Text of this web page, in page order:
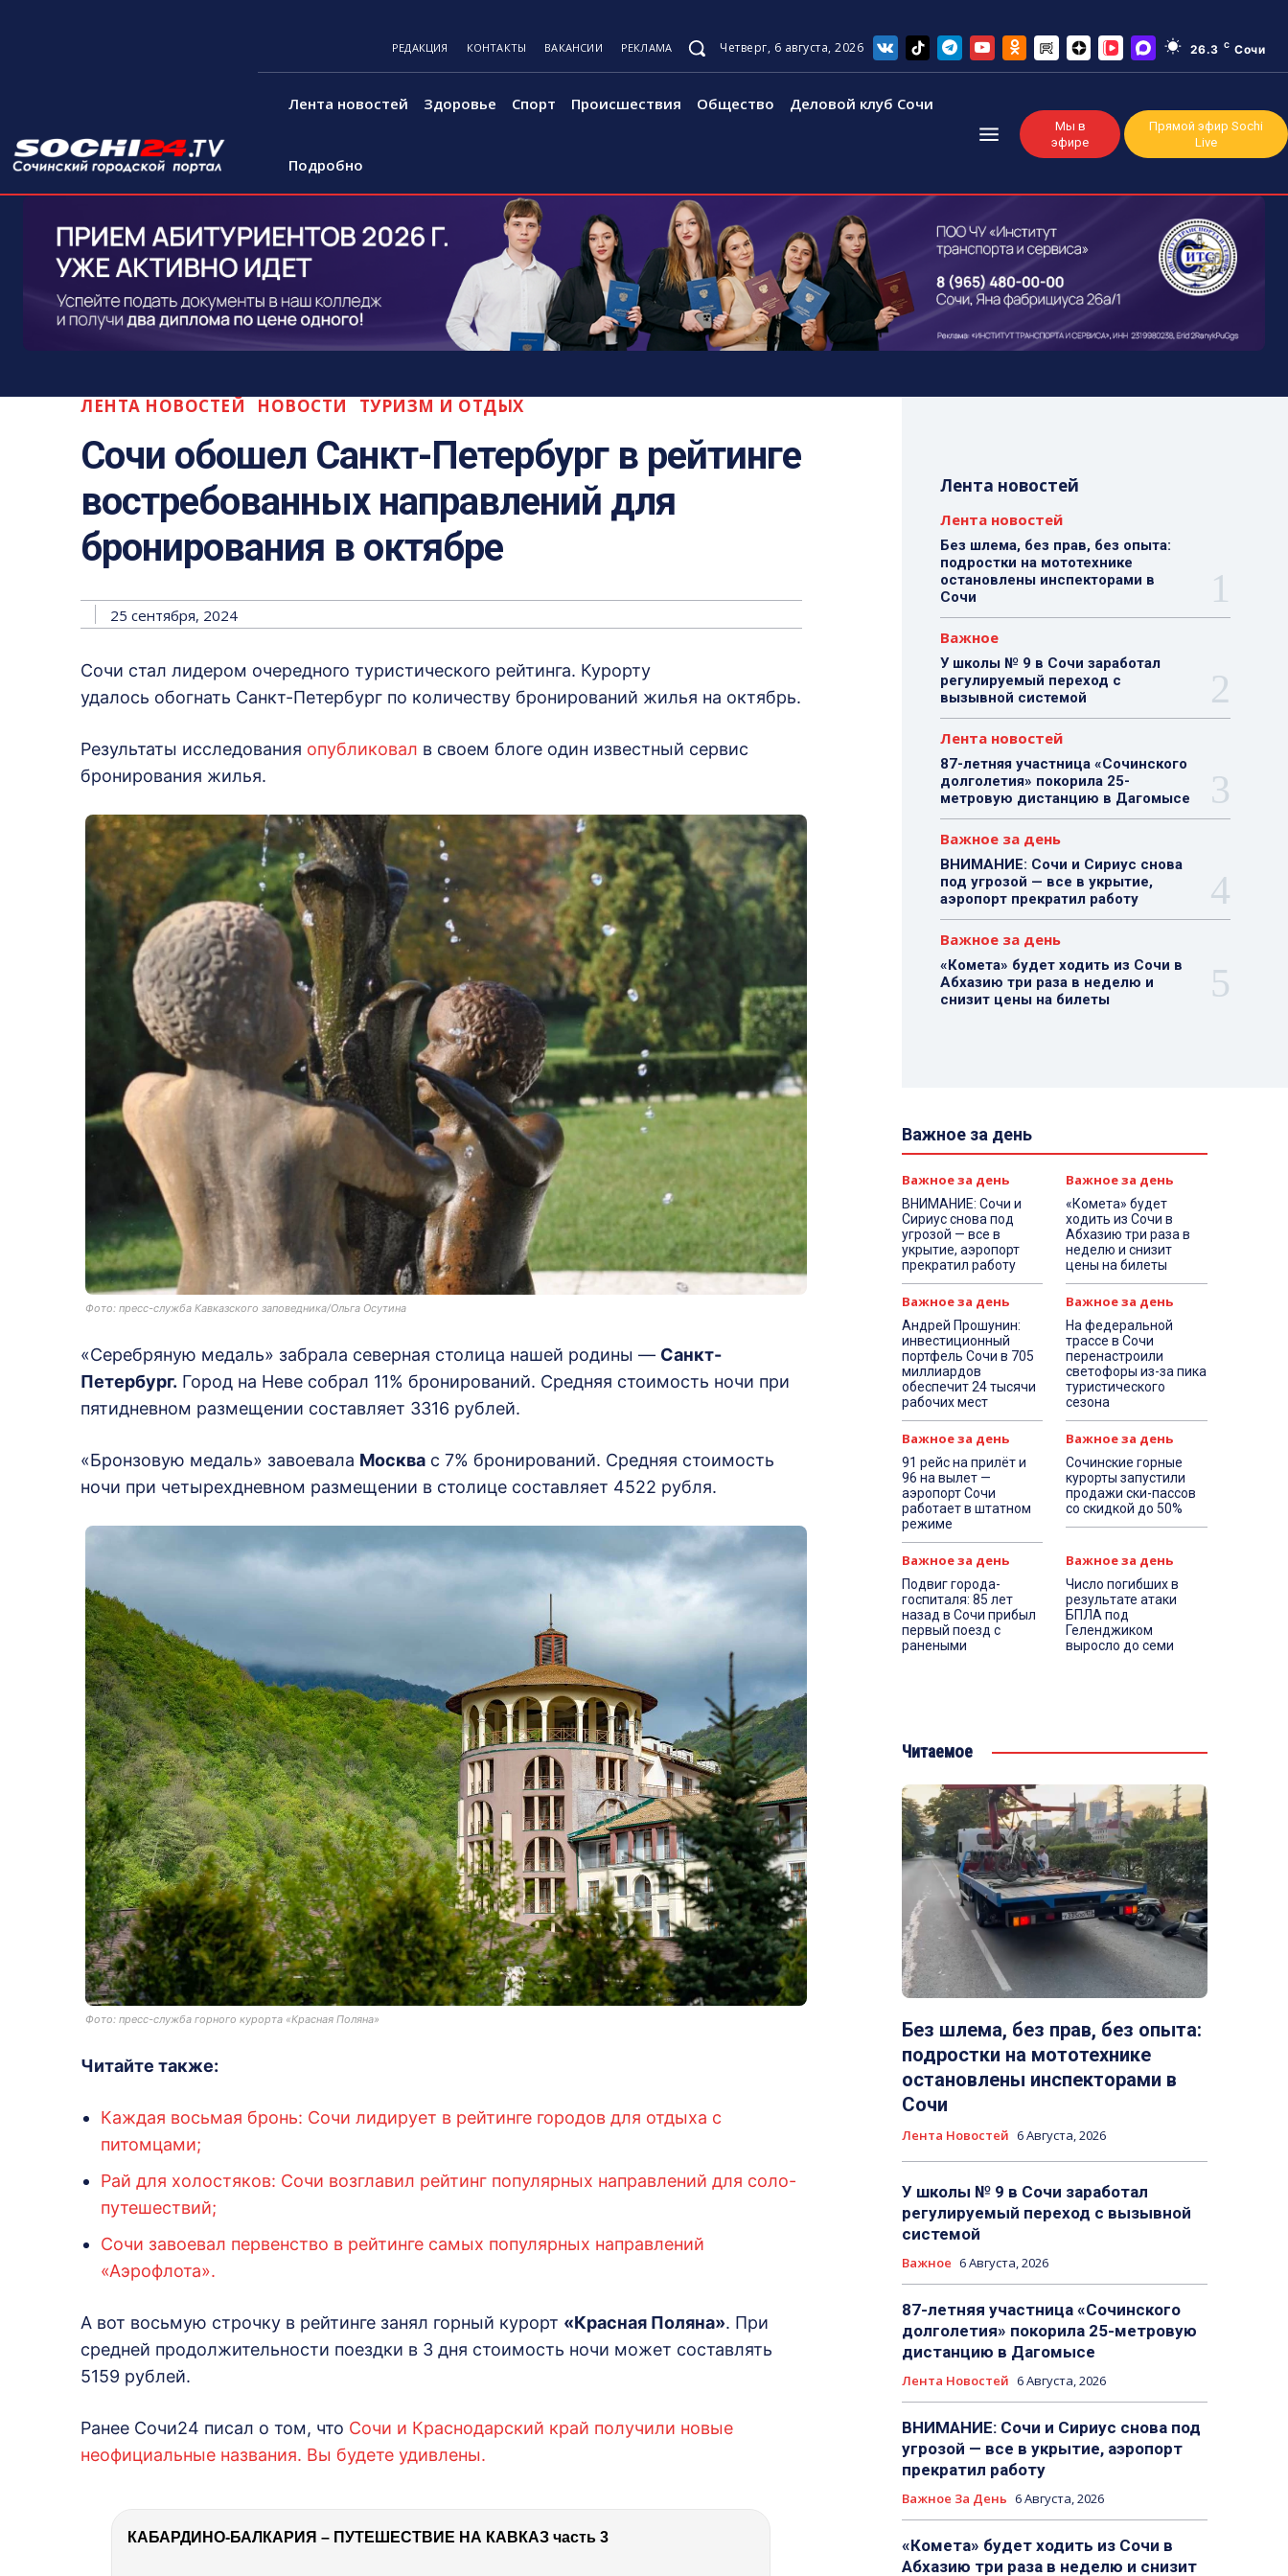
РЕДАКЦИЯ КОНТАКТЫ ВАКАНСИИ РЕКЛАМА Четверг, 6 августа, 2026 26.3 C Сочи
Лента новостей Здоровье Спорт Происшествия Общество Деловой клуб Сочи
Подробно
Мы в
эфире
Прямой эфир Sochi
Live
ЛЕНТА НОВОСТЕЙ НОВОСТИ ТУРИЗМ И ОТДЫХ
Сочи обошел Санкт-Петербург в рейтинге
востребованных направлений для
бронирования в октябре
25 сентября, 2024
Сочи стал лидером очередного туристического рейтинга. Курорту
удалось обогнать Санкт-Петербург по количеству бронирований жилья на октябрь.
Результаты исследования опубликовал в своем блоге один известный сервис
бронирования жилья.
Фото: пресс-служба Кавказского заповедника/Ольга Осутина
«Серебряную медаль» забрала северная столица нашей родины — Санкт-
Петербург. Город на Неве собрал 11% бронирований. Средняя стоимость ночи при
пятидневном размещении составляет 3316 рублей.
«Бронзовую медаль» завоевала Москва с 7% бронирований. Средняя стоимость
ночи при четырехдневном размещении в столице составляет 4522 рубля.
Фото: пресс-служба горного курорта «Красная Поляна»
Читайте также:
Каждая восьмая бронь: Сочи лидирует в рейтинге городов для отдыха с
питомцами;
Рай для холостяков: Сочи возглавил рейтинг популярных направлений для соло-
путешествий;
Сочи завоевал первенство в рейтинге самых популярных направлений
«Аэрофлота».
А вот восьмую строчку в рейтинге занял горный курорт «Красная Поляна». При
средней продолжительности поездки в 3 дня стоимость ночи может составлять
5159 рублей.
Ранее Сочи24 писал о том, что Сочи и Краснодарский край получили новые
неофициальные названия. Вы будете удивлены.
КАБАРДИНО-БАЛКАРИЯ – ПУТЕШЕСТВИЕ НА КАВКАЗ часть 3
Лента новостей
Лента новостей
Без шлема, без прав, без опыта:
подростки на мототехнике
остановлены инспекторами в
Сочи
Важное
У школы № 9 в Сочи заработал
регулируемый переход с
вызывной системой
Лента новостей
87-летняя участница «Сочинского
долголетия» покорила 25-
метровую дистанцию в Дагомысе
Важное за день
ВНИМАНИЕ: Сочи и Сириус снова
под угрозой — все в укрытие,
аэропорт прекратил работу
Важное за день
«Комета» будет ходить из Сочи в
Абхазию три раза в неделю и
снизит цены на билеты
Важное за день
Важное за день
ВНИМАНИЕ: Сочи и
Сириус снова под
угрозой — все в
укрытие, аэропорт
прекратил работу
Важное за день
«Комета» будет
ходить из Сочи в
Абхазию три раза в
неделю и снизит
цены на билеты
Важное за день
Андрей Прошунин:
инвестиционный
портфель Сочи в 705
миллиардов
обеспечит 24 тысячи
рабочих мест
Важное за день
На федеральной
трассе в Сочи
перенастроили
светофоры из-за пика
туристического
сезона
Важное за день
91 рейс на прилёт и
96 на вылет —
аэропорт Сочи
работает в штатном
режиме
Важное за день
Сочинские горные
курорты запустили
продажи ски-пассов
со скидкой до 50%
Важное за день
Подвиг города-
госпиталя: 85 лет
назад в Сочи прибыл
первый поезд с
ранеными
Важное за день
Число погибших в
результате атаки
БПЛА под
Геленджиком
выросло до семи
Читаемое
Без шлема, без прав, без опыта:
подростки на мототехнике
остановлены инспекторами в
Сочи
Лента Новостей 6 Августа, 2026
У школы № 9 в Сочи заработал
регулируемый переход с вызывной
системой
Важное 6 Августа, 2026
87-летняя участница «Сочинского
долголетия» покорила 25-метровую
дистанцию в Дагомысе
Лента Новостей 6 Августа, 2026
ВНИМАНИЕ: Сочи и Сириус снова под
угрозой — все в укрытие, аэропорт
прекратил работу
Важное За День 6 Августа, 2026
«Комета» будет ходить из Сочи в
Абхазию три раза в неделю и снизит